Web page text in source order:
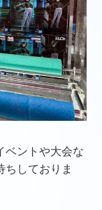
ベントや大会な
ちしておりま